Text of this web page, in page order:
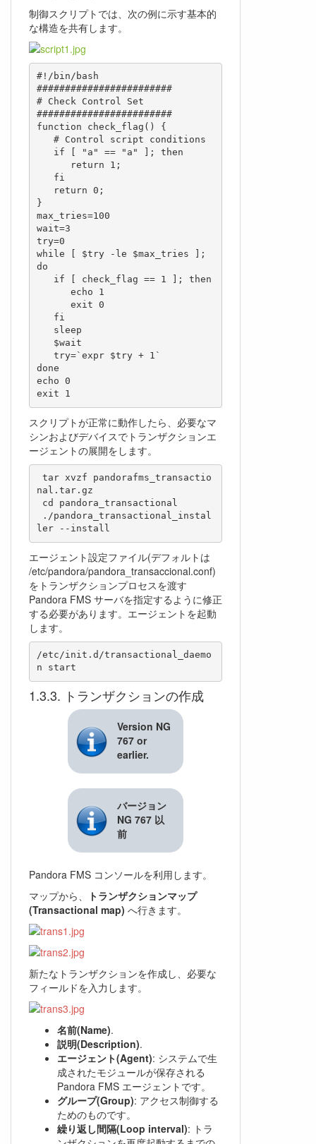
制御スクリプトでは、次の例に示す基本的
な構造を共有します。
#!/bin/bash
########################
# Check Control Set
########################
function check_flag() {
}
max_tries=100
wait=3
try=0
while [ $try -le $max_tries ];
do
done
echo 0
スクリプトが正常に動作したら、必要なマ
シンおよびデバイスでトランザクションエ
ージェントの展開をします。
nal.tar.gz
エージェント設定ファイル(デフォルトは
/etc/pandora/pandora_transaccional.conf)
をトランザクションプロセスを渡す
Pandora FMS サーバを指定するように修正
する必要があります。エージェントを起動
します。
/etc/init.d/transactional_daemo
トランザクションの作成
Version NG
767 or
earlier.
バージョン
NG 767 以
前
Pandora FMS コンソールを利用します。
マップから、
トランザクションマップ
(Transactional map) へ行きます。
新たなトランザクションを作成し、必要な
フィールドを入力します。
名前(Name).
説明(Description).
エージェント(Agent): システムで生
成されたモジュールが保存される
Pandora FMS エージェントです。
グループ(Group): アクセス制御する
ためのものです。
繰り返し間隔(Loop interval): トラ